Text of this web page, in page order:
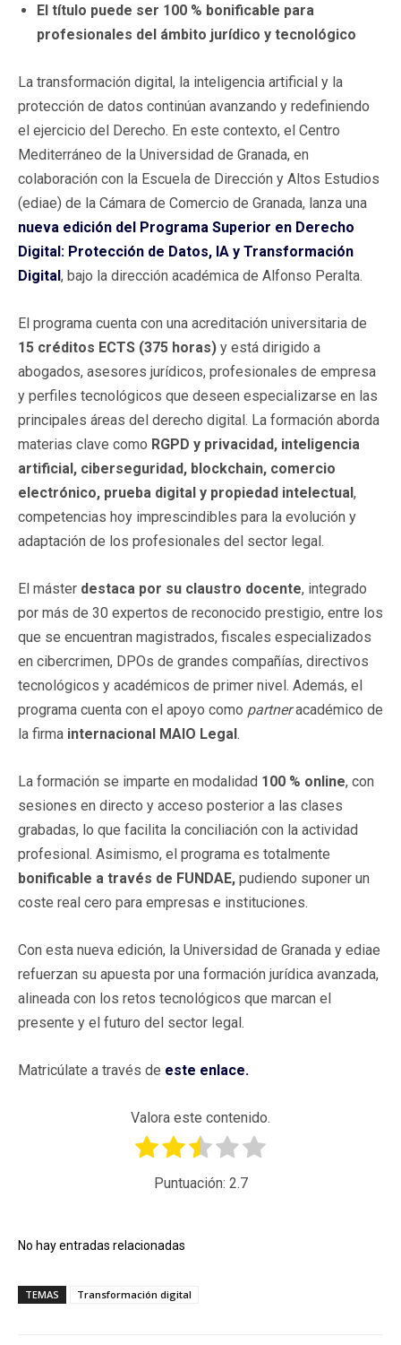
El título puede ser 100 % bonificable para
profesionales del ámbito jurídico y tecnológico
La transformación digital, la inteligencia artificial y la
protección de datos continúan avanzando y redefiniendo
el ejercicio del Derecho. En este contexto, el Centro
Mediterráneo de la Universidad de Granada, en
colaboración con la Escuela de Dirección y Altos Estudios
(ediae) de la Cámara de Comercio de Granada, lanza una
nueva edición del Programa Superior en Derecho
Digital: Protección de Datos, IA y Transformación
Digital, bajo la dirección académica de Alfonso Peralta.
El programa cuenta con una acreditación universitaria de
15 créditos ECTS (375 horas) y está dirigido a
abogados, asesores jurídicos, profesionales de empresa
y perfiles tecnológicos que deseen especializarse en las
principales áreas del derecho digital. La formación aborda
materias clave como RGPD y privacidad, inteligencia
artificial, ciberseguridad, blockchain, comercio
electrónico, prueba digital y propiedad intelectual,
competencias hoy imprescindibles para la evolución y
adaptación de los profesionales del sector legal.
El máster destaca por su claustro docente, integrado
por más de 30 expertos de reconocido prestigio, entre los
que se encuentran magistrados, fiscales especializados
en cibercrimen, DPOs de grandes compañías, directivos
tecnológicos y académicos de primer nivel. Además, el
programa cuenta con el apoyo como partneracadémico de
la firma internacional MAIO Legal.
La formación se imparte en modalidad 100 % online, con
sesiones en directo y acceso posterior a las clases
grabadas, lo que facilita la conciliación con la actividad
profesional. Asimismo, el programa es totalmente
bonificable a través de FUNDAE, pudiendo suponer un
coste real cero para empresas e instituciones.
Con esta nueva edición, la Universidad de Granada y ediae
refuerzan su apuesta por una formación jurídica avanzada,
alineada con los retos tecnológicos que marcan el
presente y el futuro del sector legal.
Matricúlate a través de este enlace.
Valora este contenido.
Puntuación: 2.7
No hay entradas relacionadas
TEMAS Transformación digital